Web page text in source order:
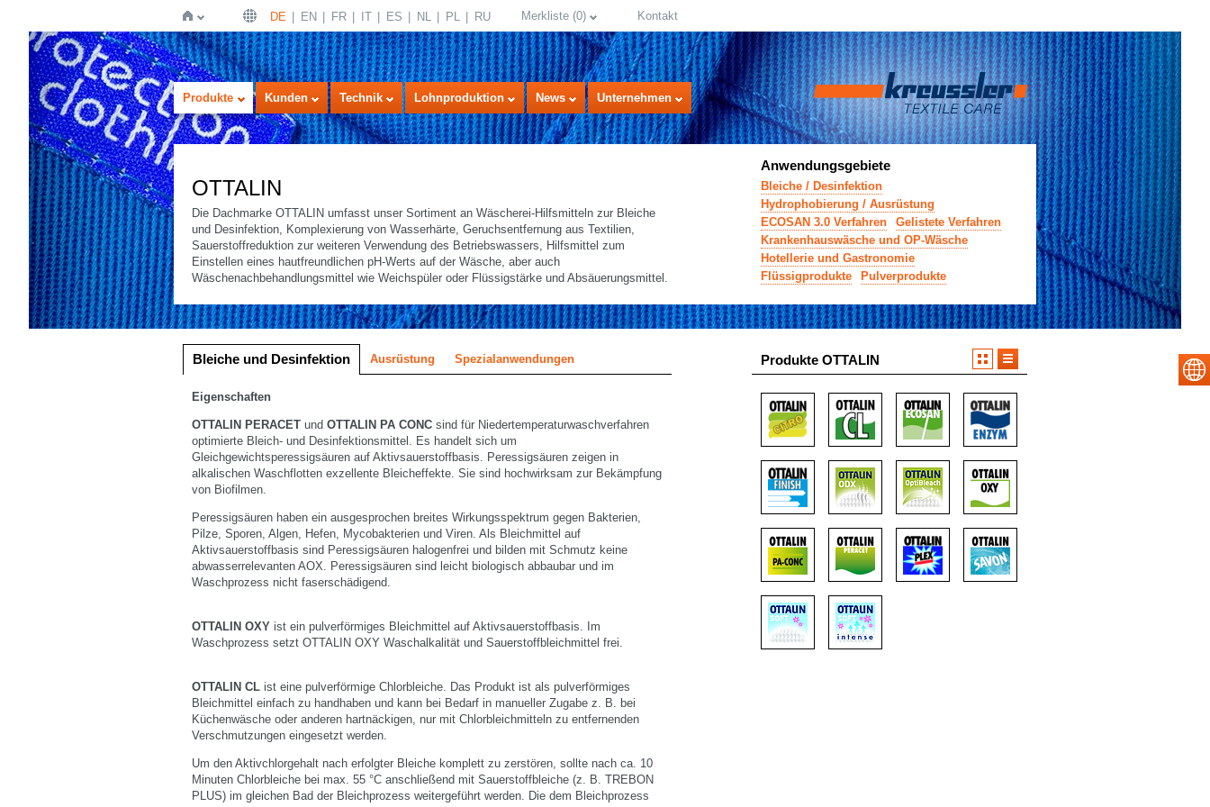
Startseite
DE EN FR IT ES NL PL RU Merkliste (0) Kontakt
Produkte Kunden Technik Lohnproduktion News Unternehmen
OTTALIN
Die Dachmarke OTTALIN umfasst unser Sortiment an Wäscherei-Hilfsmitteln zur Bleiche
und Desinfektion, Komplexierung von Wasserhärte, Geruchsentfernung aus Textilien,
Sauerstoffreduktion zur weiteren Verwendung des Betriebswassers, Hilfsmittel zum
Einstellen eines hautfreundlichen pH-Werts auf der Wäsche, aber auch
Wäschenachbehandlungsmittel wie Weichspüler oder Flüssigstärke und Absäuerungsmittel.
Anwendungsgebiete
Bleiche / Desinfektion
Hydrophobierung / Ausrüstung
ECOSAN 3.0 Verfahren
Gelistete Verfahren
Krankenhauswäsche und OP-Wäsche
Hotellerie und Gastronomie
Flüssigprodukte
Pulverprodukte
Bleiche und Desinfektion Ausrüstung Spezialanwendungen
Eigenschaften
OTTALIN PERACET und OTTALIN PA CONC sind für Niedertemperaturwaschverfahren
optimierte Bleich- und Desinfektionsmittel. Es handelt sich um
Gleichgewichtsperessigsäuren auf Aktivsauerstoffbasis. Peressigsäuren zeigen in
alkalischen Waschflotten exzellente Bleicheffekte. Sie sind hochwirksam zur Bekämpfung
von Biofilmen.
Peressigsäuren haben ein ausgesprochen breites Wirkungsspektrum gegen Bakterien,
Pilze, Sporen, Algen, Hefen, Mycobakterien und Viren. Als Bleichmittel auf
Aktivsauerstoffbasis sind Peressigsäuren halogenfrei und bilden mit Schmutz keine
abwasserrelevanten AOX. Peressigsäuren sind leicht biologisch abbaubar und im
Waschprozess nicht faserschädigend.
OTTALIN OXY ist ein pulverförmiges Bleichmittel auf Aktivsauerstoffbasis. Im
Waschprozess setzt OTTALIN OXY Waschalkalität und Sauerstoffbleichmittel frei.
OTTALIN CL ist eine pulverförmige Chlorbleiche. Das Produkt ist als pulverförmiges
Bleichmittel einfach zu handhaben und kann bei Bedarf in manueller Zugabe z. B. bei
Küchenwäsche oder anderen hartnäckigen, nur mit Chlorbleichmitteln zu entfernenden
Verschmutzungen eingesetzt werden.
Um den Aktivchlorgehalt nach erfolgter Bleiche komplett zu zerstören, sollte nach ca. 10
Minuten Chlorbleiche bei max. 55 °C anschließend mit Sauerstoffbleiche (z. B. TREBON
PLUS) im gleichen Bad der Bleichprozess weitergeführt werden. Die dem Bleichprozess
Produkte OTTALIN
Listendarstellung select language